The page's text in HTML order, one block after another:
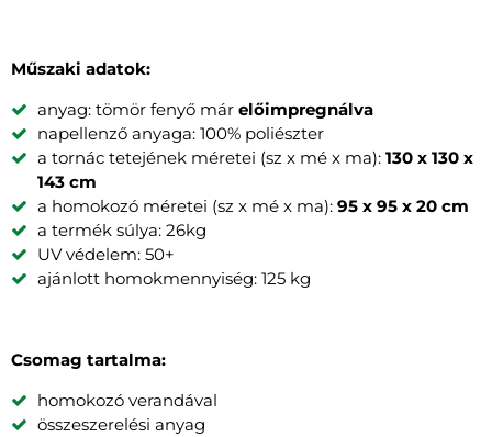
Műszaki adatok:
anyag: tömör fenyő már előimpregnálva
napellenző anyaga: 100% poliészter
a tornác tetejének méretei (sz x mé x ma): 130 x 130 x
143 cm
a homokozó méretei (sz x mé x ma): 95 x 95 x 20 cm
a termék súlya: 26kg
UV védelem: 50+
ajánlott homokmennyiség: 125 kg
Csomag tartalma:
homokozó verandával
összeszerelési anyag